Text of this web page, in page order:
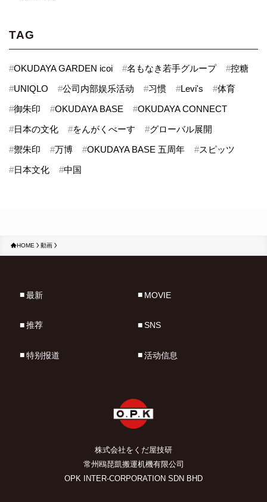
TAG
#OKUDAYA GARDEN icoi #名もなき若手グループ #控糖
#UNIQLO #公司内部娱乐活动 #习惯 #Levi's #体育
#御朱印 #OKUDAYA BASE #OKUDAYA CONNECT
#日本の文化 #をんがくべーす #グローバル展開
#禦朱印 #万博 #OKUDAYA BASE 五周年 #スピッツ
#日本文化 #中国
HOME 動画
株式会社をくだ屋技研
常州鴎琵凱搬運机機有限公司
OPK INTER-CORPORATION SDN BHD
最新
推荐
特别报道
MOVIE
SNS
活动信息